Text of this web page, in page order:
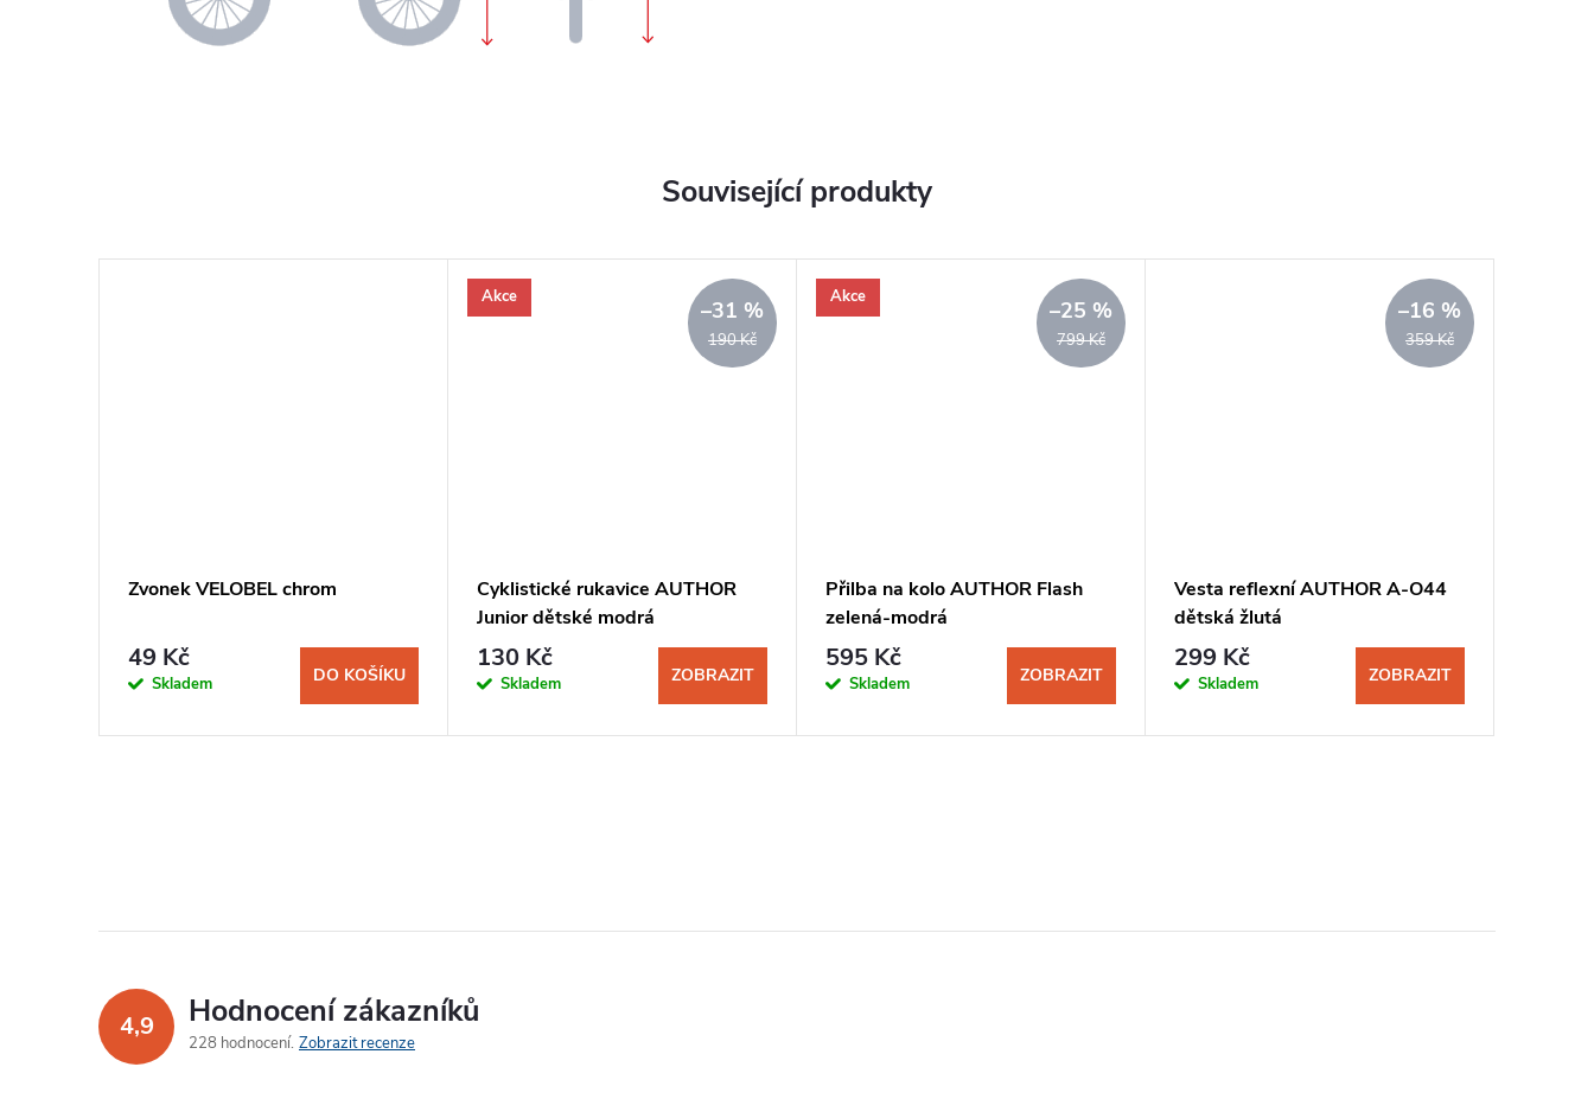
Související produkty
Zvonek VELOBEL chrom
49 Kč
Skladem DO KOŠÍKU
Akce
190 Kč
–31 %
Cyklistické rukavice AUTHOR
Junior dětské modrá
130 Kč
Skladem ZOBRAZIT
Akce
799 Kč
–25 %
Přilba na kolo AUTHOR Flash
zelená-modrá
595 Kč
Skladem ZOBRAZIT
359 Kč
–16 %
Vesta reflexní AUTHOR A-O44
dětská žlutá
299 Kč
Skladem ZOBRAZIT
4,9 Hodnocení zákazníků
228 hodnocení Zobrazit recenze